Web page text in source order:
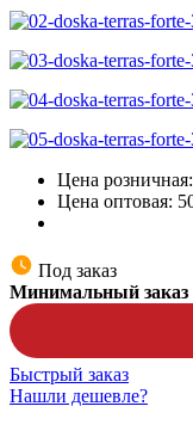
Цена розничная:
Цена оптовая:
Под заказ
Минимальный заказ
Быстрый заказ
Нашли дешевле?